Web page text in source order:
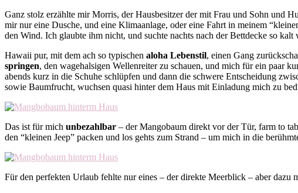
Ganz stolz erzählte mir Morris, der Hausbesitzer der mit Frau und Sohn und
mir nur eine Dusche, und eine Klimaanlage, oder eine Fahrt in meinem
den Wind. Ich glaubte ihm nicht, und suchte nachts nach der Bettdecke so kalt
Hawaii pur, mit dem ach so typischen aloha Lebenstil, einen Gang
springen, den wagehalsigen Wellenreiter zu schauen, und mich für ein paar
abends kurz in die Schuhe schlüpfen und dann die schwere Entscheidung
sowie Baumfrucht, wuchsen quasi hinter dem Haus mit Einladung mich zu
Das ist für mich unbezahlbar – der Mangobaum direkt vor der Tür, farm to
den “kleinen Jeep” packen und los gehts zum Strand – um mich in die
Für den perfekten Urlaub fehlte nur eines – der direkte Meerblick – aber dazu